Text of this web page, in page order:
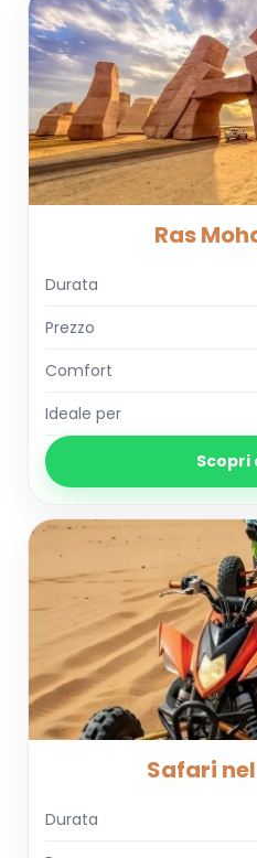
Ras
Durata
Prezzo
Comfort
Ideale per
Scopri
Safari
Durata